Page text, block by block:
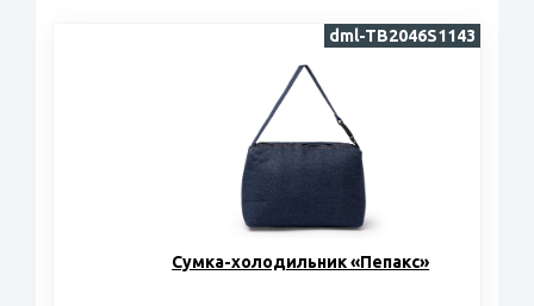
Сумка-холодильник «Пепакс»
dml-TB2046S1143